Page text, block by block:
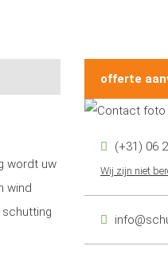
wordt uw
wind
offerte
(+31) 06
Wij zijn niet